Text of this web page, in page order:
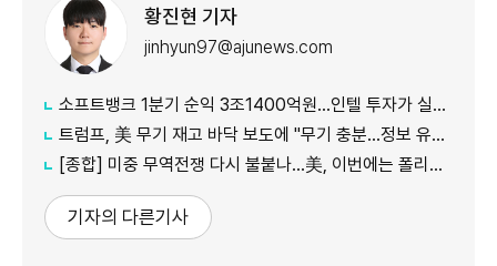
황진현 기자
jinhyun97@ajunews.com
소프트뱅크 1분기 순익 3조1400억원…인텔 투자가 실적 견인
트럼프, 美 무기 재고 바닥 보도에 "무기 충분…정보 유출자에 장기형"
[종합] 미중 무역전쟁 다시 불붙나…美, 이번에는 폴리실리콘 관세 15% 추진
기자의 다른기사